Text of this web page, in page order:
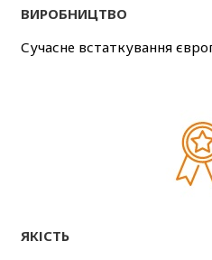
ВИРОБНИЦТВО
Сучасне встаткування
ЯКІСТЬ